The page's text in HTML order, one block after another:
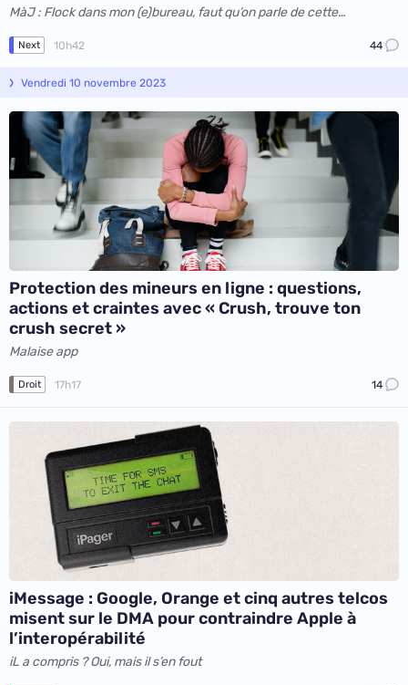
MàJ : Flock dans mon (e)bureau, faut qu’on parle de cette
Next 10h42 44
Vendredi 10 novembre 2023
Protection des mineurs en ligne : questions,
actions et craintes avec « Crush, trouve ton
crush secret »
Malaise app
Droit 17h17 14
iMessage : Google, Orange et cinq autres telcos
misent sur le DMA pour contraindre Apple à
l’interopérabilité
iL a compris ? Oui, mais il s’en fout